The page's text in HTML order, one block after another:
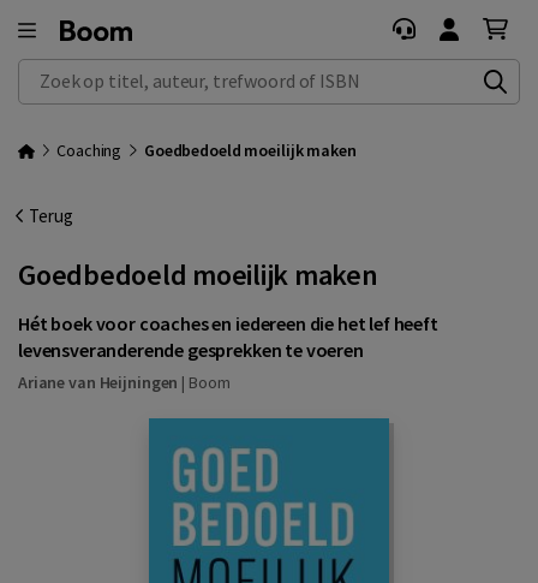
Zoek op titel, auteur, trefwoord of ISBN
Coaching Goedbedoeld moeilijk maken
Terug
Goedbedoeld moeilijk maken
Hét boek voor coaches en iedereen die het lef heeft
levensveranderende gesprekken te voeren
Ariane van Heijningen | Boom